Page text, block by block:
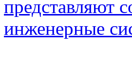
представляют
инженерные